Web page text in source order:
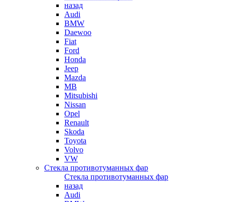
назад
Audi
BMW
Daewoo
Fiat
Ford
Honda
Jeep
Mazda
MB
Mitsubishi
Nissan
Opel
Renault
Skoda
Toyota
Volvo
VW
Стекла противотуманных фар
Стекла противотуманных фар
назад
Audi